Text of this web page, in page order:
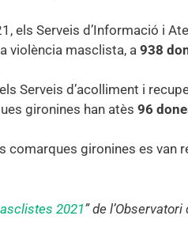
els Serveis d’Informació i
violència masclista, a 938
Serveis d’acolliment i
gironines han atès 96
comarques gironines es van
2021” de